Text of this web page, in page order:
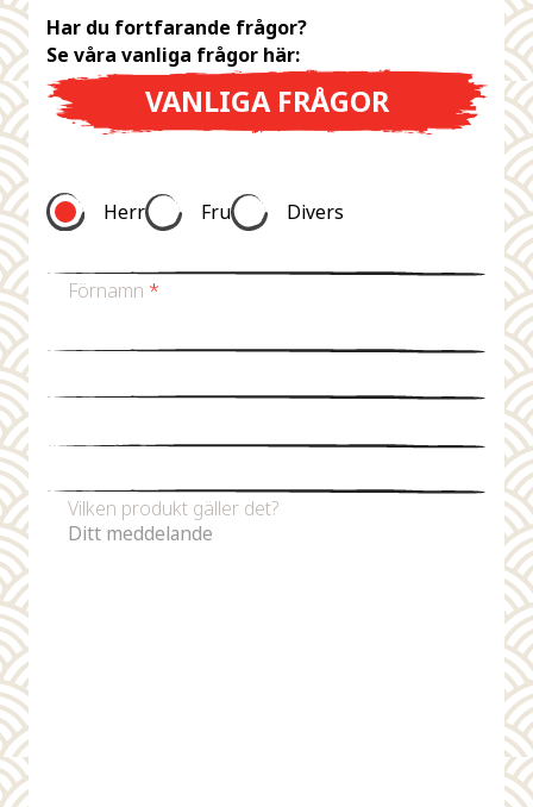
Har du fortfarande frågor?
Se våra vanliga frågor här:
VANLIGA FRÅGOR
Herr Fru Divers
Förnamn *
Vilken produkt gäller det?